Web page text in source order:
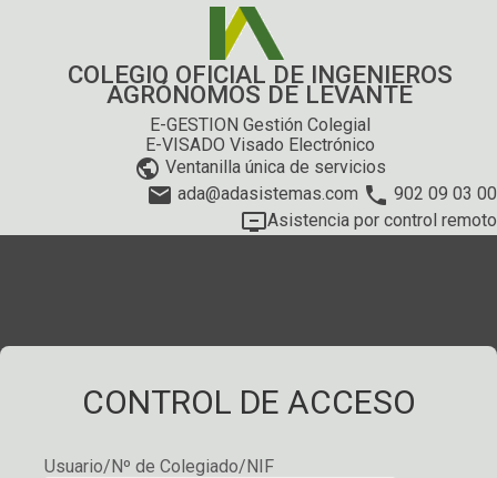
COLEGIO OFICIAL DE INGENIEROS
AGRÓNOMOS DE LEVANTE
E-GESTION Gestión Colegial
E-VISADO Visado Electrónico
public Ventanilla única de servicios
email ada@adasistemas.com phone 902 09 03 00
remove_from_queueAsistencia por control remoto
CONTROL DE ACCESO
Usuario/Nº de Colegiado/NIF